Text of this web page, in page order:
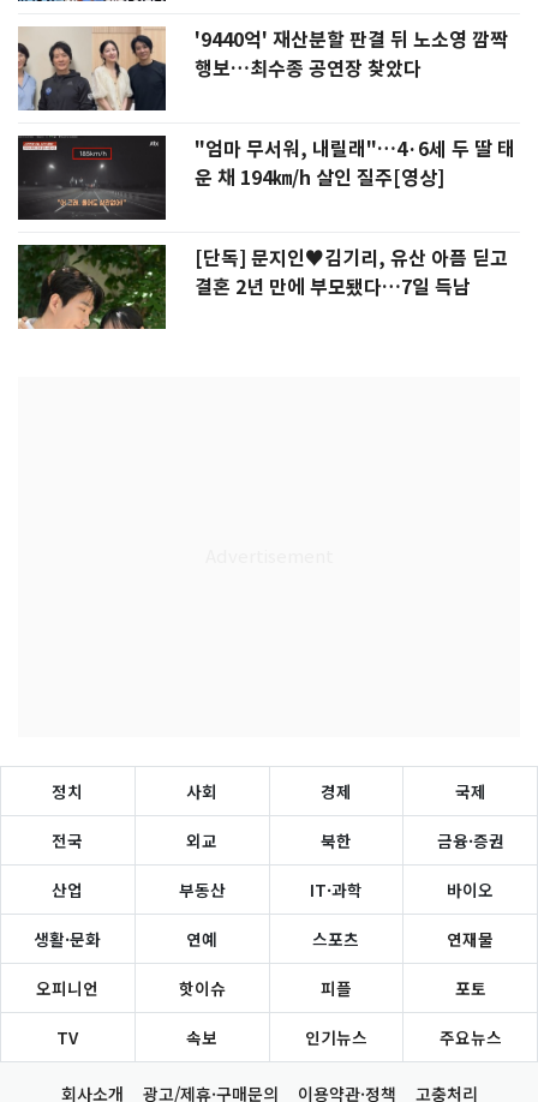
'9440억' 재산분할 판결 뒤 노소영 깜짝
행보…최수종 공연장 찾았다
"엄마 무서워, 내릴래"…4·6세 두 딸 태
운 채 194㎞/h 살인 질주[영상]
[단독] 문지인♥김기리, 유산 아픔 딛고
결혼 2년 만에 부모됐다…7일 득남
정치 사회 경제 국제
전국 외교 북한 금융·증권
산업 부동산 IT·과학 바이오
생활·문화 연예 스포츠 연재물
오피니언 핫이슈 피플 포토
TV 속보 인기뉴스 주요뉴스
회사소개 광고/제휴·구매문의 이용약관·정책 고충처리